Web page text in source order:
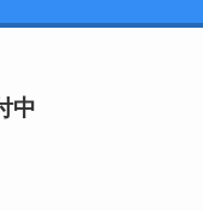
中